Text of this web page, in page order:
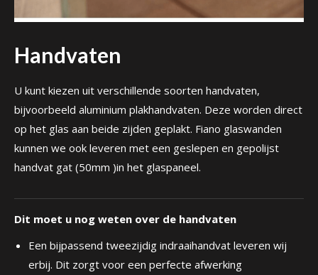
Handvaten
U kunt kiezen uit verschillende soorten handvaten,
bijvoorbeeld aluminium plakhandvaten. Deze worden direct
op het glas aan beide zijden geplakt. Fiano glaswanden
kunnen we ook leveren met een geslepen en gepolijst
handvat gat (50mm )in het glaspaneel.
Dit moet u nog weten over de handvaten
Een bijpassend tweezijdig indraaihandvat leveren wij
erbij. Dit zorgt voor een perfecte afwerking